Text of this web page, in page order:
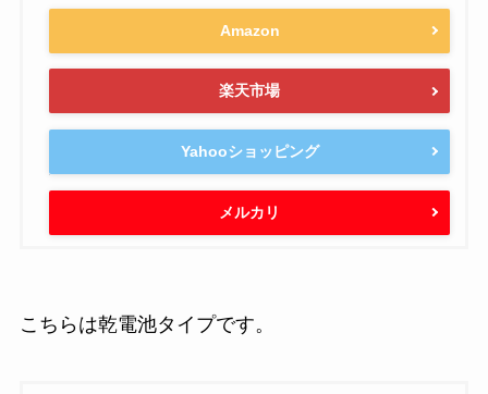
Amazon
楽天市場
Yahooショッピング
メルカリ
こちらは乾電池タイプです。